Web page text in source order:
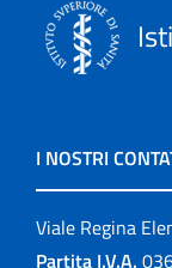
I NOSTRI
Viale Regina
Partita I.V.A.